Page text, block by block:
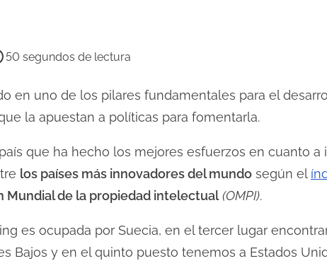
50 segundos de lectura
en uno de los pilares fundamentales para el
la apuestan a políticas para fomentarla.
que ha hecho los mejores esfuerzos en cuanto a
los países más innovadores del mundo según el
Mundial de la propiedad intelectual (OMPI).
es ocupada por Suecia, en el tercer lugar
Bajos y en el quinto puesto tenemos a Estados